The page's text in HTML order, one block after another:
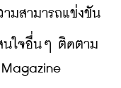
ามสามารถแข่งขัน
นใจอื่นๆ ติดตาม
Magazine